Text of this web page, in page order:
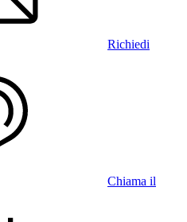
Richiedi
Chiama il